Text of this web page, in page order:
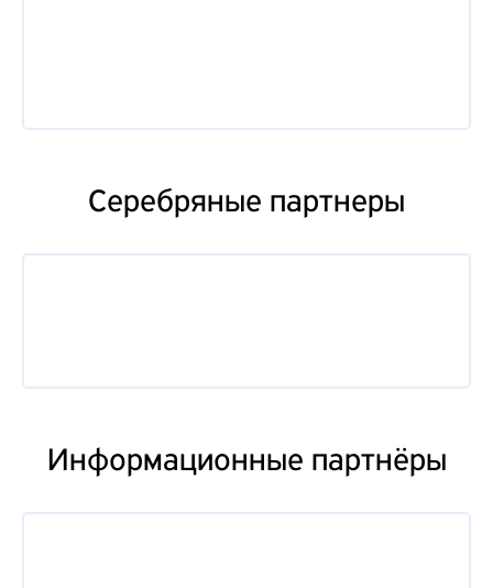
Серебряные партнеры
Информационные партнёры